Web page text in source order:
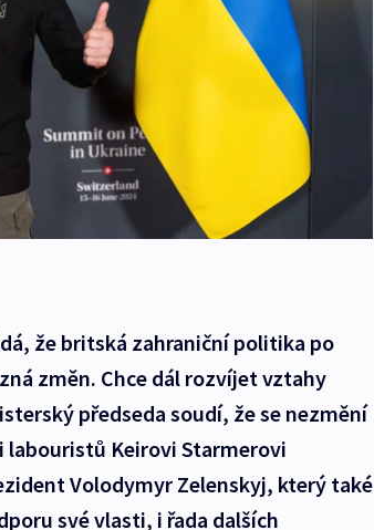
že britská zahraniční politika po
změn. Chce dál rozvíjet vztahy
předseda soudí, že se nezmění
labouristů Keirovi Starmerovi
Volodymyr Zelenskyj, který také
své vlasti, i řada dalších